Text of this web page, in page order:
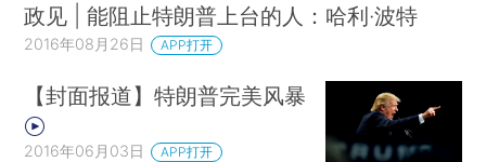
政见 | 能阻止特朗普上台的人：哈利·波特
2016年08月26日 APP打开
【封面报道】特朗普完美风暴
2016年06月03日 APP打开